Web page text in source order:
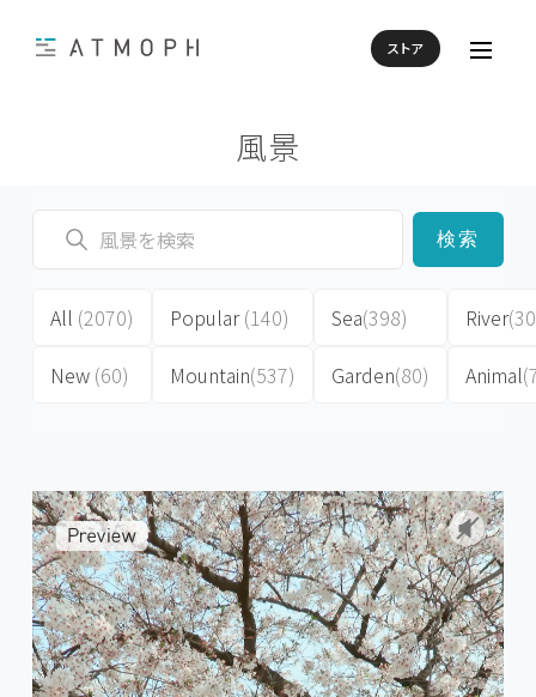
ストア
風景
検索
All (2070)
New (60)
Popular(140)
Mountain(537)
Sea(398)
Garden(80)
River
Animal